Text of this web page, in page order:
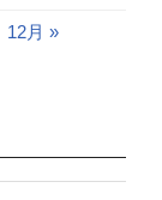
12月 »